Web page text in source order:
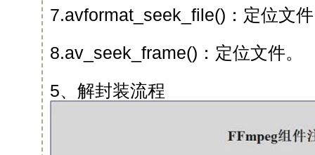
7.avformat_seek_file()：定位文
8.av_seek_frame()：定位文件。
5、解封装流程